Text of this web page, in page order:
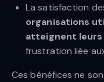
La satisfaction
organisations
atteignent
frustration liée
Ces bénéfices ne